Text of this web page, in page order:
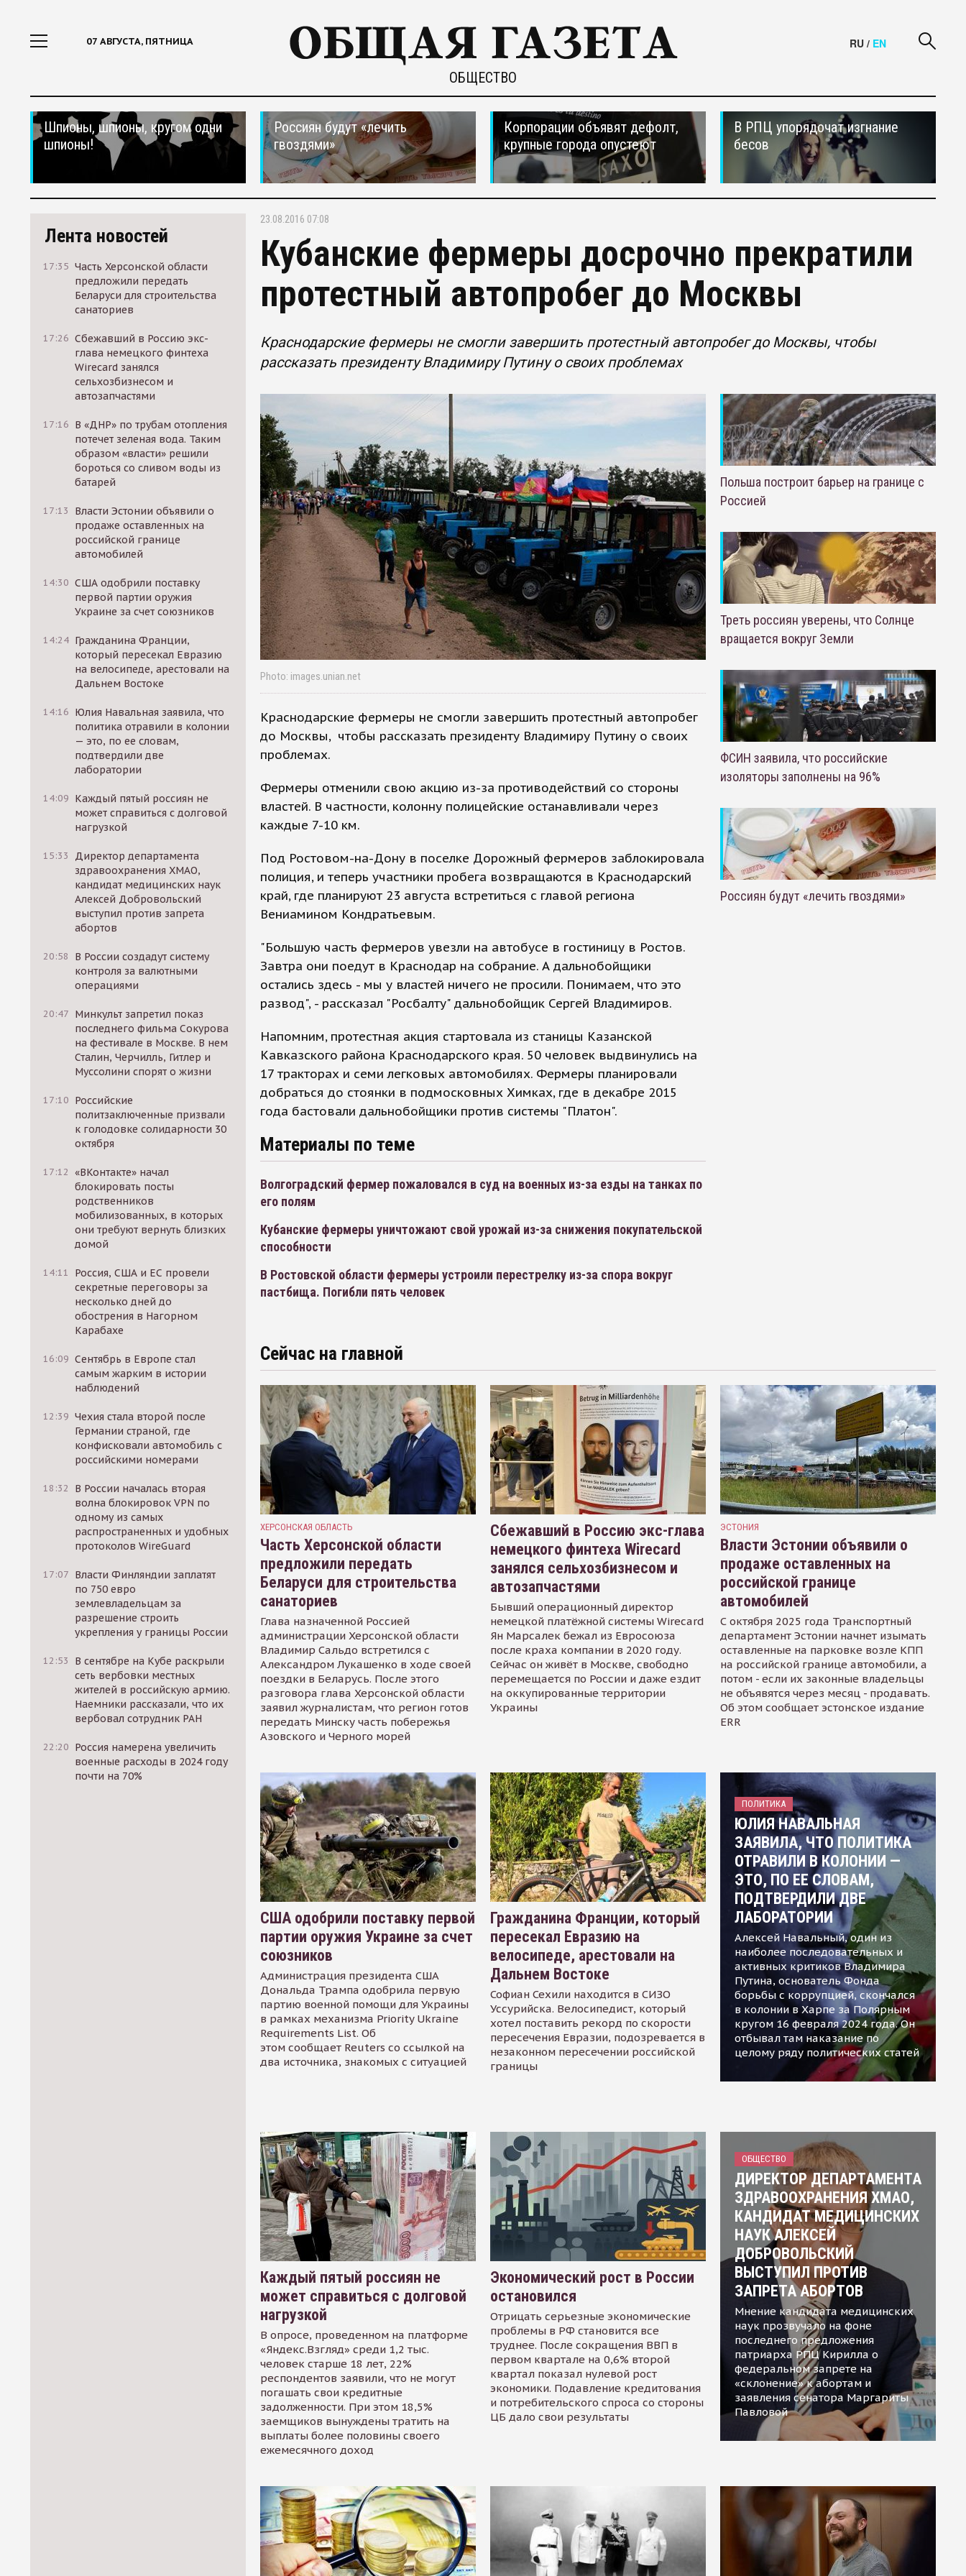
07 АВГУСТА, ПЯТНИЦА
ОБЩЕСТВО
RU / EN
Шпионы, шпионы, кругом одни
шпионы!
Россиян будут «лечить
гвоздями»
Корпорации объявят дефолт,
крупные города опустеют
В РПЦ упорядочат изгнание
бесов
Лента новостей
17:35 Часть Херсонской области
предложили передать
Беларуси для строительства
санаториев
17:26 Сбежавший в Россию экс-
глава немецкого финтеха
Wirecard занялся
сельхозбизнесом и
автозапчастями
17:16 В «ДНР» по трубам отопления
потечет зеленая вода. Таким
образом «власти» решили
бороться со сливом воды из
батарей
17:13
Власти Эстонии объявили о
продаже оставленных на
российской границе
автомобилей
14:30 США одобрили поставку
первой партии оружия
Украине за счет союзников
14:24 Гражданина Франции,
который пересекал Евразию
на велосипеде, арестовали на
Дальнем Востоке
14:16 Юлия Навальная заявила, что
политика отравили в колонии
— это, по ее словам,
подтвердили две
лаборатории
14:09 Каждый пятый россиян не
может справиться с долговой
нагрузкой
15:33
Директор департамента
здравоохранения ХМАО,
кандидат медицинских наук
Алексей Добровольский
выступил против запрета
абортов
20:58
В России создадут систему
контроля за валютными
операциями
20:47 Минкульт запретил показ
последнего фильма Сокурова
на фестивале в Москве. В нем
Сталин, Черчилль, Гитлер и
Муссолини спорят о жизни
17:10 Российские
политзаключенные призвали
к голодовке солидарности 30
октября
17:12 «ВКонтакте» начал
блокировать посты
родственников
мобилизованных, в которых
они требуют вернуть близких
домой
14:11
Россия, США и ЕС провели
секретные переговоры за
несколько дней до
обострения в Нагорном
Карабахе
16:09 Сентябрь в Европе стал
самым жарким в истории
наблюдений
12:39 Чехия стала второй после
Германии страной, где
конфисковали автомобиль с
российскими номерами
18:32
В России началась вторая
волна блокировок VPN по
одному из самых
распространенных и удобных
протоколов WireGuard
17:07 Власти Финляндии заплатят
по 750 евро
землевладельцам за
разрешение строить
укрепления у границы России
12:53
В сентябре на Кубе раскрыли
сеть вербовки местных
жителей в российскую армию.
Наемники рассказали, что их
вербовал сотрудник РАН
22:20 Россия намерена увеличить
военные расходы в 2024 году
почти на 70%
23.08.2016 07:08
Кубанские фермеры досрочно прекратили
протестный автопробег до Москвы
Краснодарские фермеры не смогли завершить протестный автопробег до Москвы, чтобы
рассказать президенту Владимиру Путину о своих проблемах
Photo: images.unian.net
Краснодарские фермеры не смогли завершить протестный автопробег
до Москвы, чтобы рассказать президенту Владимиру Путину о своих
проблемах.
Фермеры отменили свою акцию из-за противодействий со стороны
властей. В частности, колонну полицейские останавливали через
каждые 7-10 км.
Под Ростовом-на-Дону в поселке Дорожный фермеров заблокировала
полиция, и теперь участники пробега возвращаются в Краснодарский
край, где планируют 23 августа встретиться с главой региона
Вениамином Кондратьевым.
"Большую часть фермеров увезли на автобусе в гостиницу в Ростов.
Завтра они поедут в Краснодар на собрание. А дальнобойщики
остались здесь - мы у властей ничего не просили. Понимаем, что это
развод", - рассказал "Росбалту" дальнобойщик Сергей Владимиров.
Напомним, протестная акция стартовала из станицы Казанской
Кавказского района Краснодарского края. 50 человек выдвинулись на
17 тракторах и семи легковых автомобилях. Фермеры планировали
добраться до стоянки в подмосковных Химках, где в декабре 2015
года бастовали дальнобойщики против системы "Платон".
Материалы по теме
Волгоградский фермер пожаловался в суд на военных из-за езды на танках по
его полям
Кубанские фермеры уничтожают свой урожай из-за снижения покупательской
способности
В Ростовской области фермеры устроили перестрелку из-за спора вокруг
пастбища. Погибли пять человек
Польша построит барьер на границе с
Россией
Треть россиян уверены, что Солнце
вращается вокруг Земли
ФСИН заявила, что российские
изоляторы заполнены на 96%
Россиян будут «лечить гвоздями»
Сейчас на главной
ХЕРСОНСКАЯ ОБЛАСТЬ
Часть Херсонской области
предложили передать
Беларуси для строительства
санаториев
Глава назначенной Россией
администрации Херсонской области
Владимир Сальдо встретился с
Александром Лукашенко в ходе своей
поездки в Беларусь. После этого
разговора глава Херсонской области
заявил журналистам, что регион готов
передать Минску часть побережья
Азовского и Черного морей
Сбежавший в Россию экс-глава
немецкого финтеха Wirecard
занялся сельхозбизнесом и
автозапчастями
Бывший операционный директор
немецкой платёжной системы Wirecard
Ян Марсалек бежал из Евросоюза
после краха компании в 2020 году.
Сейчас он живёт в Москве, свободно
перемещается по России и даже ездит
на оккупированные территории
Украины
ЭСТОНИЯ
Власти Эстонии объявили о
продаже оставленных на
российской границе
автомобилей
С октября 2025 года Транспортный
департамент Эстонии начнет изымать
оставленные на парковке возле КПП
на российской границе автомобили, а
потом - если их законные владельцы
не объявятся через месяц - продавать.
Об этом сообщает эстонское издание
ERR
США одобрили поставку первой
партии оружия Украине за счет
союзников
Администрация президента США
Дональда Трампа одобрила первую
партию военной помощи для Украины
в рамках механизма Priority Ukraine
Requirements List. Об
этом сообщает Reuters со ссылкой на
два источника, знакомых с ситуацией
Гражданина Франции, который
пересекал Евразию на
велосипеде, арестовали на
Дальнем Востоке
Софиан Сехили находится в СИЗО
Уссурийска. Велосипедист, который
хотел поставить рекорд по скорости
пересечения Евразии, подозревается в
незаконном пересечении российской
границы
ПОЛИТИКА
ЮЛИЯ НАВАЛЬНАЯ
ЗАЯВИЛА, ЧТО ПОЛИТИКА
ОТРАВИЛИ В КОЛОНИИ —
ЭТО, ПО ЕЕ СЛОВАМ,
ПОДТВЕРДИЛИ ДВЕ
ЛАБОРАТОРИИ
Алексей Навальный, один из
наиболее последовательных и
активных критиков Владимира
Путина, основатель Фонда
борьбы с коррупцией, скончался
в колонии в Харпе за Полярным
кругом 16 февраля 2024 года. Он
отбывал там наказание по
целому ряду политических статей
Каждый пятый россиян не
может справиться с долговой
нагрузкой
В опросе, проведенном на платформе
«Яндекс.Взгляд» среди 1,2 тыс.
человек старше 18 лет, 22%
респондентов заявили, что не могут
погашать свои кредитные
задолженности. При этом 18,5%
заемщиков вынуждены тратить на
выплаты более половины своего
ежемесячного доход
Экономический рост в России
остановился
Отрицать серьезные экономические
проблемы в РФ становится все
труднее. После сокращения ВВП в
первом квартале на 0,6% второй
квартал показал нулевой рост
экономики. Подавление кредитования
и потребительского спроса со стороны
ЦБ дало свои результаты
ОБЩЕСТВО
ДИРЕКТОР ДЕПАРТАМЕНТА
ЗДРАВООХРАНЕНИЯ ХМАО,
КАНДИДАТ МЕДИЦИНСКИХ
НАУК АЛЕКСЕЙ
ДОБРОВОЛЬСКИЙ
ВЫСТУПИЛ ПРОТИВ
ЗАПРЕТА АБОРТОВ
Мнение кандидата медицинских
наук прозвучало на фоне
последнего предложения
патриарха РПЦ Кирилла о
федеральном запрете на
«склонение» к абортам и
заявления сенатора Маргариты
Павловой